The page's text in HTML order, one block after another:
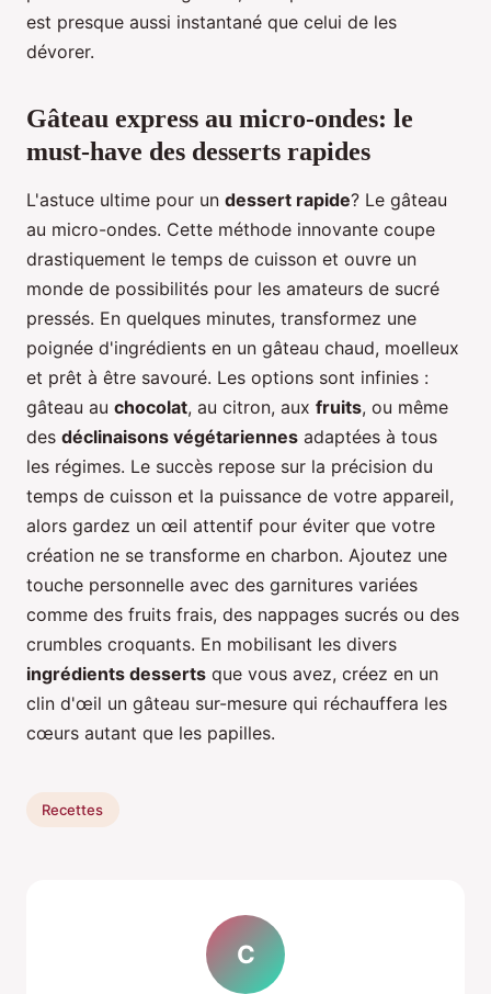
est presque aussi instantané que celui de les
dévorer.
Gâteau express au micro-ondes: le
must-have des desserts rapides
L'astuce ultime pour un dessert rapide? Le gâteau
au micro-ondes. Cette méthode innovante coupe
drastiquement le temps de cuisson et ouvre un
monde de possibilités pour les amateurs de sucré
pressés. En quelques minutes, transformez une
poignée d'ingrédients en un gâteau chaud, moelleux
et prêt à être savouré. Les options sont infinies :
gâteau au chocolat, au citron, aux fruits, ou même
des déclinaisons végétariennes adaptées à tous
les régimes. Le succès repose sur la précision du
temps de cuisson et la puissance de votre appareil,
alors gardez un œil attentif pour éviter que votre
création ne se transforme en charbon. Ajoutez une
touche personnelle avec des garnitures variées
comme des fruits frais, des nappages sucrés ou des
crumbles croquants. En mobilisant les divers
ingrédients desserts que vous avez, créez en un
clin d'œil un gâteau sur-mesure qui réchauffera les
cœurs autant que les papilles.
Recettes
C